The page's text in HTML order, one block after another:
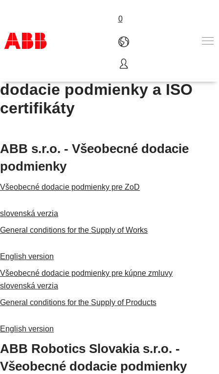
0
Produkty a riešenia
Priemyselné odvetvia
Služby
Všeobecné nákupné a
dodacie podmienky a ISO
certifikáty
ABB s.r.o. - Všeobecné dodacie
podmienky
Všeobecné dodacie podmienky pre ZoD
slovenská verzia
General conditions for the Supply of Works
English version
Všeobecné dodacie podmienky pre kúpne zmluvy
slovenská verzia
General conditions for the Supply of Products
English version
ABB Robotics Slovakia s.r.o. -
Všeobecné dodacie podmienky